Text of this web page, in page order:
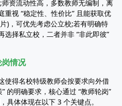
资流动性高，多数教师无编制，离
视 “稳定性、性价比” 且能获取优
)，可优先考虑公立校;若有明确特
择私立校，二者并非 “非此即彼”
情况
得名校特级教师会按要求向外借
的明确要求，核心通过 “教师轮岗”
具体体现在以下 3 个关键点。